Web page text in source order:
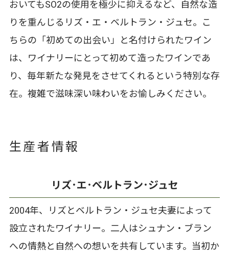
おいてもSO2の使用を極少に抑えるなど、自然な造
りを重んじるリズ・エ・ベルトラン・ジュセ。こ
ちらの「初めての出会い」と名付けられたワイン
は、ワイナリーにとって初めて造ったワインであ
り、毎年新たな発見をさせてくれるという特別な存
在。複雑で滋味深い味わいをお愉しみください。
生産者情報
リズ･エ･ベルトラン･ジュセ
2004年、リズとベルトラン・ジュセ夫妻によって
設立されたワイナリー。二人はシュナン・ブラン
への情熱と自然への想いを共有しています。当初か